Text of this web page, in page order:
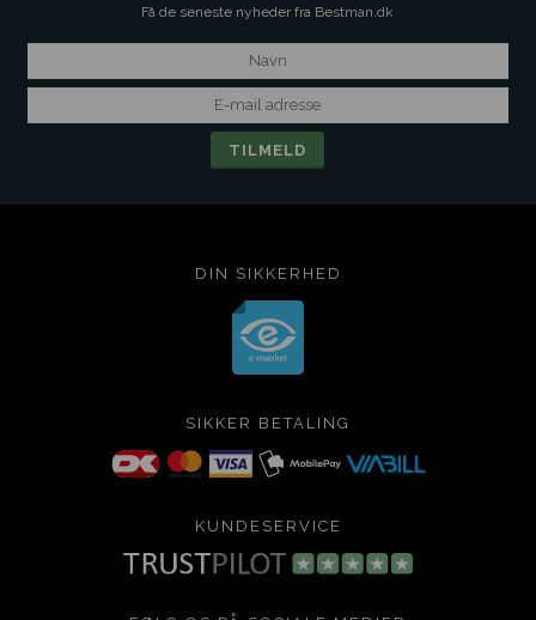
Få de seneste nyheder fra Bestman.dk
DIN SIKKERHED
SIKKER BETALING
KUNDESERVICE